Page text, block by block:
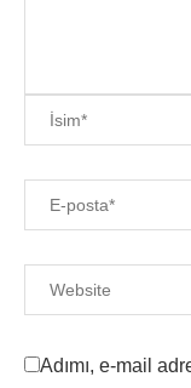
Adımı, e-mail